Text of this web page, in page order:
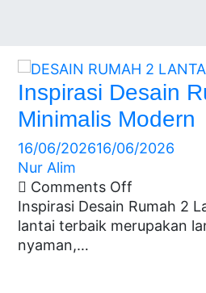
Inspirasi Desain
Minimalis Modern
16/06/202616/06/2026
Nur Alim
Comments Off
Inspirasi Desain Rumah 2
lantai terbaik merupakan
nyaman,…